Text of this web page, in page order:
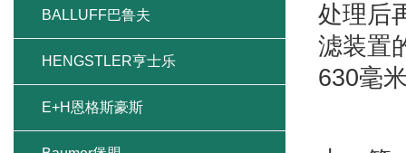
处理后
滤装置
630毫
BALLUFF巴鲁夫
HENGSTLER亨士乐
E+H恩格斯豪斯